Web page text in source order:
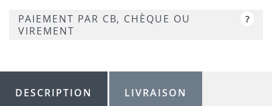
P94
PAIEMENT PAR CB, CHÈQUE OU
VIREMENT
?
DESCRIPTION LIVRAISON